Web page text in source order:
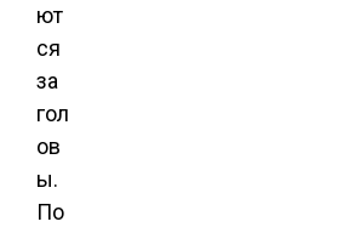
ют
ся
за
гол
ов
ы.
По